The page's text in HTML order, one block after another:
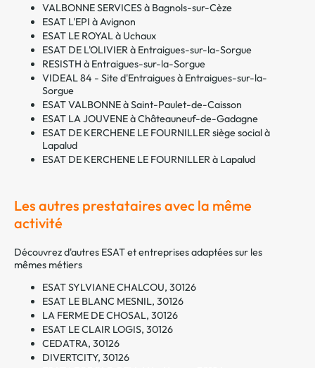
VALBONNE SERVICES à Bagnols-sur-Cèze
ESAT L'EPI à Avignon
ESAT LE ROYAL à Uchaux
ESAT DE L'OLIVIER à Entraigues-sur-la-Sorgue
RESISTH à Entraigues-sur-la-Sorgue
VIDEAL 84 - Site d'Entraigues à Entraigues-sur-la-
Sorgue
ESAT VALBONNE à Saint-Paulet-de-Caisson
ESAT LA JOUVENE à Châteauneuf-de-Gadagne
ESAT DE KERCHENE LE FOURNILLER siège social à
Lapalud
ESAT DE KERCHENE LE FOURNILLER à Lapalud
Les autres prestataires avec la même
activité
Découvrez d'autres ESAT et entreprises adaptées sur les
mêmes métiers
ESAT SYLVIANE CHALCOU, 30126
ESAT LE BLANC MESNIL, 30126
LA FERME DE CHOSAL, 30126
ESAT LE CLAIR LOGIS, 30126
CEDATRA, 30126
DIVERTCITY, 30126